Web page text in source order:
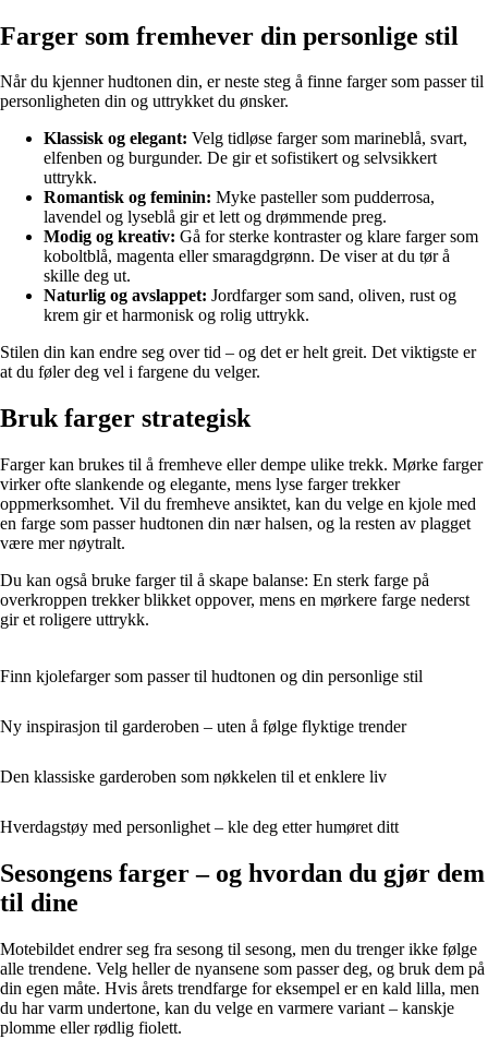
Farger som fremhever din personlige stil
Når du kjenner hudtonen din, er neste steg å finne farger som passer til
personligheten din og uttrykket du ønsker.
Klassisk og elegant: Velg tidløse farger som marineblå, svart,
elfenben og burgunder. De gir et sofistikert og selvsikkert
uttrykk.
Romantisk og feminin: Myke pasteller som pudderrosa,
lavendel og lyseblå gir et lett og drømmende preg.
Modig og kreativ: Gå for sterke kontraster og klare farger som
koboltblå, magenta eller smaragdgrønn. De viser at du tør å
skille deg ut.
Naturlig og avslappet: Jordfarger som sand, oliven, rust og
krem gir et harmonisk og rolig uttrykk.
Stilen din kan endre seg over tid – og det er helt greit. Det viktigste er
at du føler deg vel i fargene du velger.
Bruk farger strategisk
Farger kan brukes til å fremheve eller dempe ulike trekk. Mørke farger
virker ofte slankende og elegante, mens lyse farger trekker
oppmerksomhet. Vil du fremheve ansiktet, kan du velge en kjole med
en farge som passer hudtonen din nær halsen, og la resten av plagget
være mer nøytralt.
Du kan også bruke farger til å skape balanse: En sterk farge på
overkroppen trekker blikket oppover, mens en mørkere farge nederst
gir et roligere uttrykk.
Finn kjolefarger som passer til hudtonen og din personlige stil
Ny inspirasjon til garderoben – uten å følge flyktige trender
Den klassiske garderoben som nøkkelen til et enklere liv
Hverdagstøy med personlighet – kle deg etter humøret ditt
Sesongens farger – og hvordan du gjør dem
til dine
Motebildet endrer seg fra sesong til sesong, men du trenger ikke følge
alle trendene. Velg heller de nyansene som passer deg, og bruk dem på
din egen måte. Hvis årets trendfarge for eksempel er en kald lilla, men
du har varm undertone, kan du velge en varmere variant – kanskje
plomme eller rødlig fiolett.